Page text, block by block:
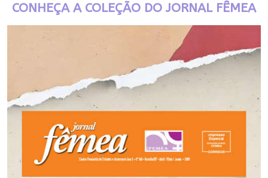
CONHEÇA A COLEÇÃO DO JORNAL FÊMEA